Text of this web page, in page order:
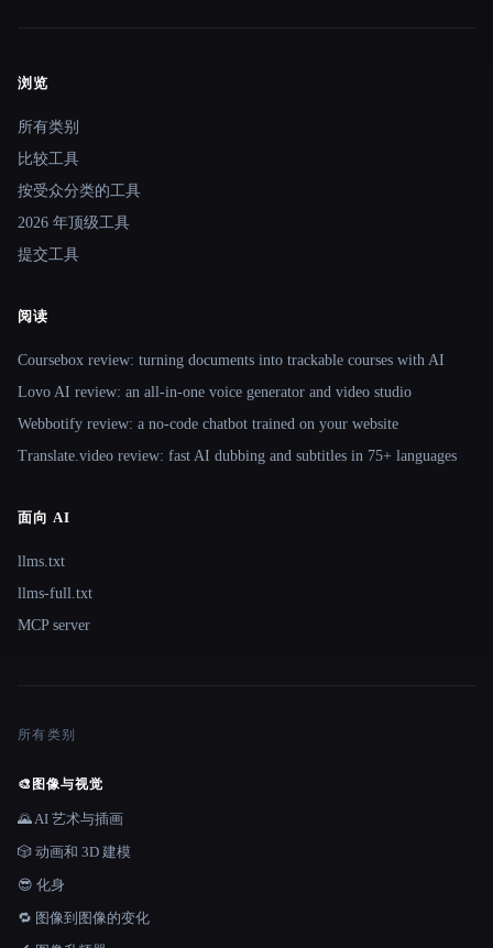
Site navigation
浏览
所有类别
比较工具
按受众分类的工具
2026 年顶级工具
提交工具
阅读
Coursebox review: turning documents into trackable courses with AI
Lovo AI review: an all-in-one voice generator and video studio
Webbotify review: a no-code chatbot trained on your website
Translate.video review: fast AI dubbing and subtitles in 75+ languages
面向 AI
llms.txt
llms-full.txt
MCP server
所有类别
🎨 图像与视觉
🌄 AI 艺术与插画
🎲 动画和 3D 建模
😎 化身
🔁 图像到图像的变化